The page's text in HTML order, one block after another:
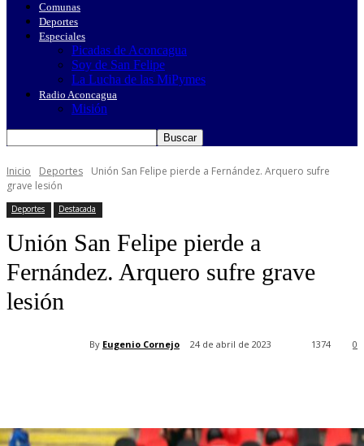
Comunas
Deportes
Especiales
Picadas de Aconcagua
Soy de San Felipe
La Lucha de las MiPymes
Radio Aconcagua
Misión
Inicio Deportes
Unión San Felipe pierde a Fernández. Arquero sufre
grave lesión
Deportes Destacada
Unión San Felipe pierde a
Fernández. Arquero sufre grave
lesión
By Eugenio Cornejo 24 de abril de 2023 0
1374